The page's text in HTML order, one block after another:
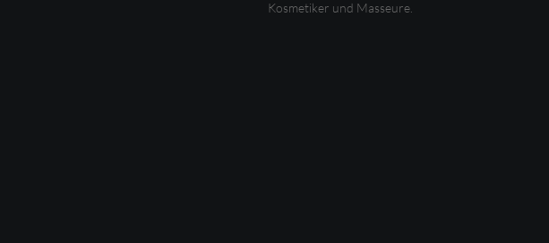
Kosmetiker und Masseure.